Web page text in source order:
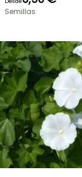
Semillas